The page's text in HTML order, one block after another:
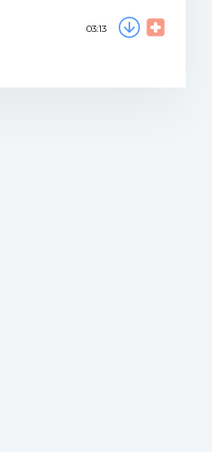
03:13